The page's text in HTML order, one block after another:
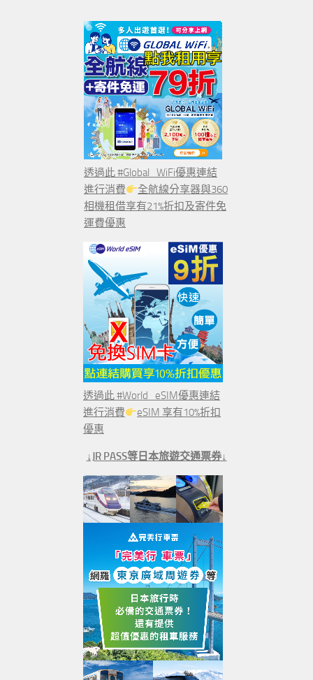
透過此 #Global_WiFi優惠連結
進行消費
全航線分享器與360
相機租借享有21%折扣及寄件免
運費優惠
透過此 #World_eSIM優惠連結
進行消費
eSIM 享有10%折扣
優惠
↓JR PASS等日本旅遊交通票券↓